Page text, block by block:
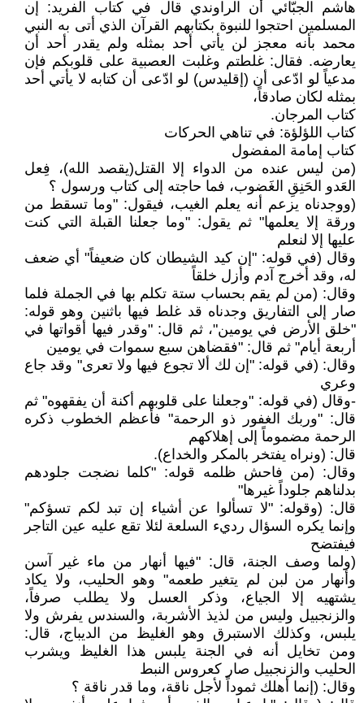
هاشم الجبّائي أن الراوندي قال في كتاب الفريد: إن
المسلمين احتجوا للنبوة بكتابهم القرآن الذي أتى به النبي
محمد بأنه معجز لن يأتي أحد بمثله ولم يقدر أحد أن
يعارضه. فقال: غلطتم وغلبت العصبية على قلوبكم فإن
مدعياً لو ادّعى أن (إقليدس) لو ادّعى أن كتابه لا يأتي أحد
بمثله لكان صادقاً،
كتاب المرجان.
كتاب اللؤلؤة: في تناهي الحركات
كتاب إمامة المفضول
(من ليس عنده من الدواء إلا القتل(يقصد الله)، فِعل
العَدو الحَنِقِ الغَضوب، فما حاجته إلى كتاب ورسول ؟
(ووجدناه يزعم أنه يعلم الغيب، فيقول: "وما تسقط من
ورقة إلا يعلمها" ثم يقول: "وما جعلنا القبلة التي كنت
عليها إلا لنعلم
وقال (في قوله: "إن كيد الشيطان كان ضعيفاً" أي ضعف
له، وقد أخرج آدم وأزل خلقاً
وقال: (من لم يقم بحساب ستة تكلم بها في الجملة فلما
صار إلى التفاريق وجدناه قد غلط فيها باثنين وهو قوله:
"خلق الأرض في يومين"، ثم قال: "وقدر فيها أقواتها في
أربعة أيام" ثم قال: "فقضاهن سبع سموات في يومين
وقال: (في قوله: "إن لك ألا تجوع فيها ولا تعرى" وقد جاع
وعري
-وقال (في قوله: "وجعلنا على قلوبهم أكنة أن يفقهوه" ثم
قال: "وربك الغفور ذو الرحمة" فأعظم الخطوب ذكره
الرحمة مضموماً إلى إهلاكهم
قال: (ونراه يفتخر بالمكر والخداع).
وقال: (من فاحش ظلمه قوله: "كلما نضجت جلودهم
بدلناهم جلوداً غيرها"
قال: (وقوله: "لا تسألوا عن أشياء إن تبد لكم تسؤكم"
وإنما يكره السؤال رديء السلعة لئلا تقع عليه عين التاجر
فيفتضح
(ولما وصف الجنة، قال: "فيها أنهار من ماء غير آسن
وأنهار من لبن لم يتغير طعمه" وهو الحليب، ولا يكاد
يشتهيه إلا الجياع، وذكر العسل ولا يطلب صرفاً،
والزنجبيل وليس من لذيذ الأشربة، والسندس يفرش ولا
يلبس، وكذلك الاستبرق وهو الغليظ من الديباج، قال:
ومن تخايل أنه في الجنة يلبس هذا الغليظ ويشرب
الحليب والزنجبيل صار كعروس النبط
وقال: (إنما أهلك ثموداً لأجل ناقة، وما قدر ناقة ؟